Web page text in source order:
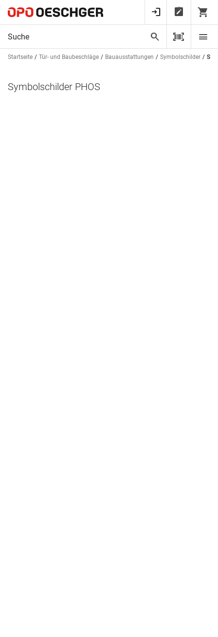
Startseite Tür- und Baubeschläge Bauausstattungen Symbolschilder
Symbolschilder PHOS